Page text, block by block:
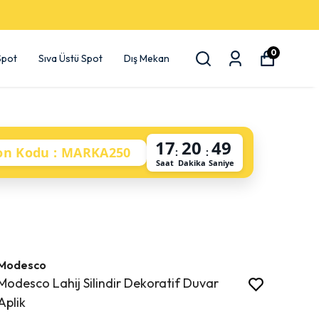
Sıva Üstü Spot Dış Mekan 0
Kodu : MARKA250 17
Saat
: 20
Dakika
: 48
Saniye
Lahij Silindir Dekoratif Duvar